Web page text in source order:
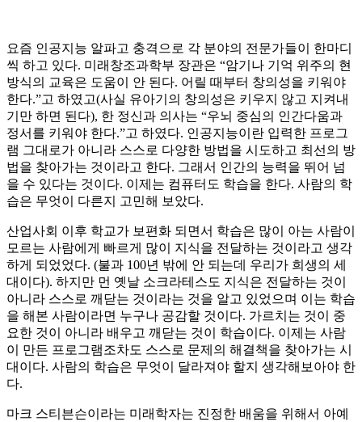
요즘 인공지능 알파고 충격으로 각 분야의 전문가들이 한마디
씩 하고 있다. 미래창조과학부 장관은 “암기나 기억 위주의 현
방식의 교육은 도움이 안 된다. 어릴 때부터 창의성을 키워야
한다.”고 하였고(사실 유아기의 창의성은 키우지 않고 지켜내
기만 하면 된다), 한 정신과 의사는 “우뇌 중심의 인간다움과
정서를 키워야 한다.”고 하였다. 인공지능이란 입력한 프로그
램 그대로가 아니라 스스로 다양한 방법을 시도하고 최선의 방
법을 찾아가는 것이라고 한다. 그래서 인간의 능력을 뛰어 넘
을 수 있다는 것이다. 이제는 컴퓨터도 학습을 한다. 사람의 학
습은 무엇이 다른지 고민해 보았다.
산업사회 이후 학교가 보편화 되면서 학습은 많이 아는 사람이
모르는 사람에게 빠르게 많이 지식을 전달하는 것이라고 생각
하게 되었었다. (불과 100년 밖에 안 되는데 우리가 희생의 세
대이다). 하지만 먼 옛날 소크라테스도 지식은 전달하는 것이
아니라 스스로 깨닫는 것이라는 것을 알고 있었으며 이는 학습
을 해본 사람이라면 누구나 공감할 것이다. 가르치는 것이 중
요한 것이 아니라 배우고 깨닫는 것이 학습이다. 이제는 사람
이 만든 프로그램조차도 스스로 문제의 해결책을 찾아가는 시
대이다. 사람의 학습은 무엇이 달라져야 할지 생각해보아야 한
다.
마크 스티븐슨이라는 미래학자는 진정한 배움을 위해서 아예